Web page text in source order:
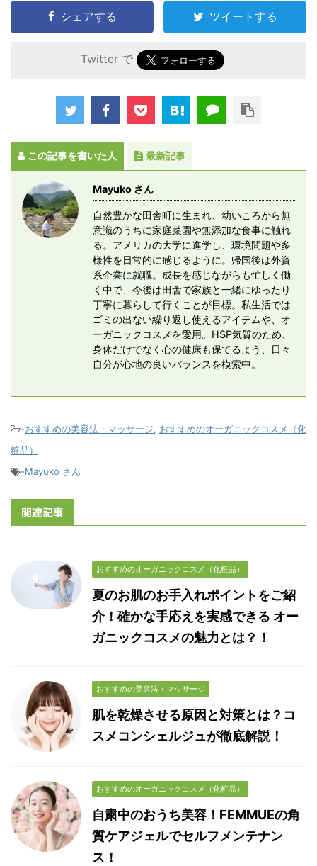
シェアする ツイートする
Twitter で
この記事を書いた人 最新記事
Mayuko さん
自然豊かな田舎町に生まれ、幼いころから無
意識のうちに家庭菜園や無添加な食事に触れ
る。アメリカの大学に進学し、環境問題や多
様性を日常的に感じるように。帰国後は外資
系企業に就職。成長を感じながらも忙しく働
く中で、今後は田舎で家族と一緒にゆったり
丁寧に暮らして行くことが目標。私生活では
ゴミの出ない繰り返し使えるアイテムや、オ
ーガニックコスメを愛用。HSP気質のため、
身体だけでなく心の健康も保てるよう、日々
自分が心地の良いバランスを模索中。
-おすすめの美容法・マッサージ, おすすめのオーガニックコスメ（化
粧品）
-Mayuko さん
関連記事
おすすめのオーガニックコスメ（化粧品）
夏のお肌のお手入れポイントをご紹
介！確かな手応えを実感できる オー
ガニックコスメの魅力とは？！
おすすめの美容法・マッサージ
肌を乾燥させる原因と対策とは？コ
スメコンシェルジュが徹底解説！
おすすめのオーガニックコスメ（化粧品）
自粛中のおうち美容！FEMMUEの角
質ケアジェルでセルフメンテナン
ス！